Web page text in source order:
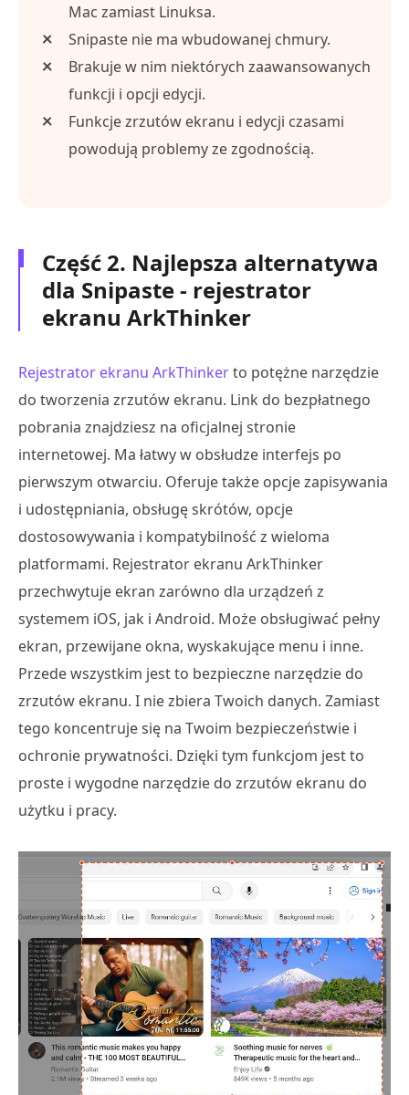
Mac zamiast Linuksa.
Snipaste nie ma wbudowanej chmury.
Brakuje w nim niektórych zaawansowanych
funkcji i opcji edycji.
Funkcje zrzutów ekranu i edycji czasami
powodują problemy ze zgodnością.
Część 2. Najlepsza alternatywa
dla Snipaste - rejestrator
ekranu ArkThinker
Rejestrator ekranu ArkThinkerto potężne narzędzie
do tworzenia zrzutów ekranu. Link do bezpłatnego
pobrania znajdziesz na oficjalnej stronie
internetowej. Ma łatwy w obsłudze interfejs po
pierwszym otwarciu. Oferuje także opcje zapisywania
i udostępniania, obsługę skrótów, opcje
dostosowywania i kompatybilność z wieloma
platformami. Rejestrator ekranu ArkThinker
przechwytuje ekran zarówno dla urządzeń z
systemem iOS, jak i Android. Może obsługiwać pełny
ekran, przewijane okna, wyskakujące menu i inne.
Przede wszystkim jest to bezpieczne narzędzie do
zrzutów ekranu. I nie zbiera Twoich danych. Zamiast
tego koncentruje się na Twoim bezpieczeństwie i
ochronie prywatności. Dzięki tym funkcjom jest to
proste i wygodne narzędzie do zrzutów ekranu do
użytku i pracy.